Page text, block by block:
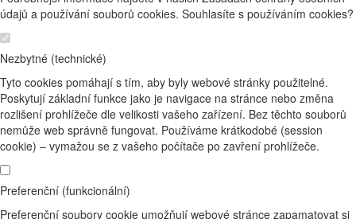
údajů a používání souborů cookies. Souhlasíte s používáním cookies?
Nezbytné (technické)
Tyto cookies pomáhají s tím, aby byly webové stránky použitelné.
Poskytují základní funkce jako je navigace na stránce nebo změna
rozlišení prohlížeče dle velikosti vašeho zařízení. Bez těchto souborů
nemůže web správně fungovat. Používáme krátkodobé (session
cookie) – vymažou se z vašeho počítače po zavření prohlížeče.
Preferenční (funkcionální)
Preferenční soubory cookie umožňují webové stránce zapamatovat si